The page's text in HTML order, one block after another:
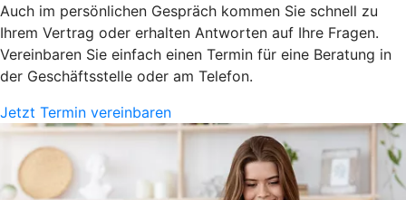
Auch im persönlichen Gespräch kommen Sie schnell zu
Ihrem Vertrag oder erhalten Antworten auf Ihre Fragen.
Vereinbaren Sie einfach einen Termin für eine Beratung in
der Geschäftsstelle oder am Telefon.
Jetzt Termin vereinbaren